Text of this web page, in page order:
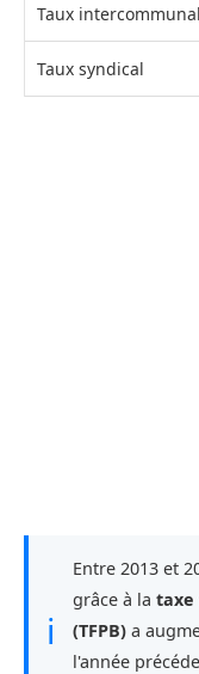
Taux intercommunal
Taux syndical
ℹ
Entre 2013 et
grâce à la taxe
(TFPB) a
l'année